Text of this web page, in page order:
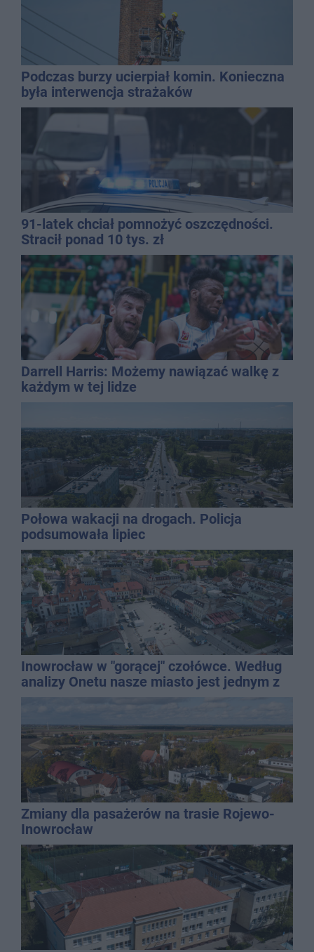
Podczas burzy ucierpiał komin. Konieczna
była interwencja strażaków
91-latek chciał pomnożyć oszczędności.
Stracił ponad 10 tys. zł
Darrell Harris: Możemy nawiązać walkę z
każdym w tej lidze
Połowa wakacji na drogach. Policja
podsumowała lipiec
Inowrocław w "gorącej" czołówce. Według
analizy Onetu nasze miasto jest jednym z
najbardziej narażonych na upały
Zmiany dla pasażerów na trasie Rojewo-
Inowrocław